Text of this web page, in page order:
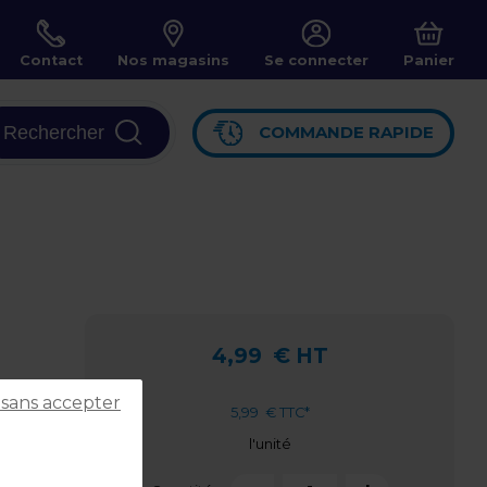
Contact Nos magasins Se connecter Panier
Rechercher COMMANDE RAPIDE
4,99 € HT
5,99 € TTC*
l'unité
accepter